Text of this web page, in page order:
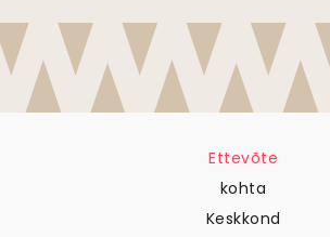
Ettevõte
kohta
Keskkond